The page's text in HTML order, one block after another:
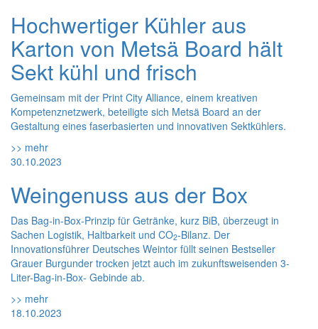
Hochwertiger Kühler aus
Karton von Metsä Board hält
Sekt kühl und frisch
Gemeinsam mit der Print City Alliance, einem kreativen
Kompetenznetzwerk, beteiligte sich Metsä Board an der
Gestaltung eines faserbasierten und innovativen Sektkühlers.
>> mehr
30.10.2023
Weingenuss aus der Box
Das Bag-in-Box-Prinzip für Getränke, kurz BiB, überzeugt in
Sachen Logistik, Haltbarkeit und CO2-Bilanz. Der
Innovationsführer Deutsches Weintor füllt seinen Bestseller
Grauer Burgunder trocken jetzt auch im zukunftsweisenden 3-
Liter-Bag-in-Box- Gebinde ab.
>> mehr
18.10.2023